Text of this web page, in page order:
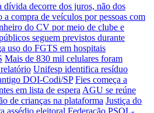
decorre dos juros, não dos
a compra de veículos por pessoas com
do CV por meio de clube e
seguem previstos durante
uso do FGTS em hospitais
Mais de 830 mil celulares foram
Unifesp identifica resíduo
DOI-Codi/SP Fies começa a
em lista de espera AGU se reúne
de crianças na plataforma Justiça do
assédio eleitoral Federação PSOL-